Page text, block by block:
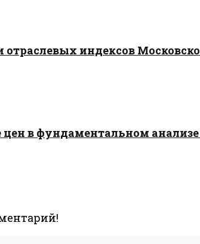
индексов
в фундаментальном